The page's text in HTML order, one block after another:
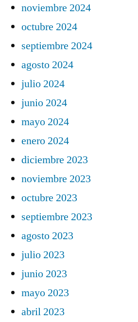
noviembre 2024
octubre 2024
septiembre 2024
agosto 2024
julio 2024
junio 2024
mayo 2024
enero 2024
diciembre 2023
noviembre 2023
octubre 2023
septiembre 2023
agosto 2023
julio 2023
junio 2023
mayo 2023
abril 2023